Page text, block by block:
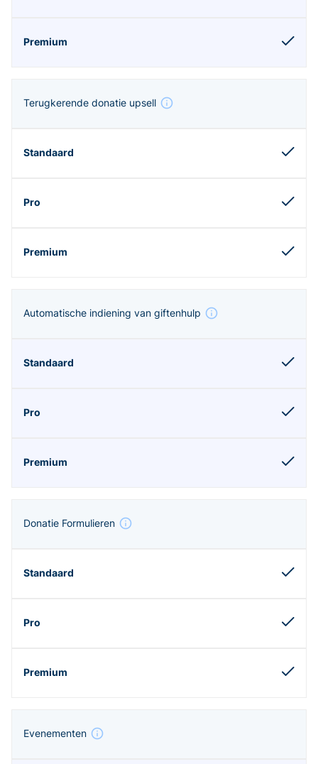
Terugkerende donatie upsell
Automatische indiening van giftenhulp
Donatie Formulieren
Evenementen